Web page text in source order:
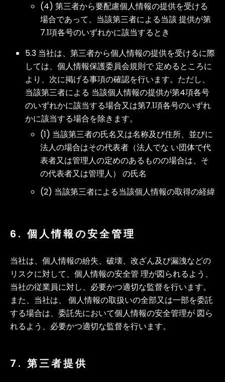
(4) 第三者から要配慮個人情報の提供を受ける
場合であって、当該第三者による当該 提供が第
7.1項各号のいずれかに該当するとき
5.3 当社は、第三者から個人情報の提供を受けるに際
しては、個人情報保護委員会規則で 定めるところに
より、次に掲げる事項の確認を行います。ただし、
当該第三者による 当該個人情報の提供が第4項各号
のいずれかに該当する場合又は第7.1項各号のいずれ
かに該当する場合を除きます。
(1) 当該第三者の氏名又は名称及び住所、並びに
法人の場合はその代表者（法人でな い団体で代
表者又は管理人の定めのあるものの場合は、そ
の代表者又は管理人） の氏名
(2) 当該第三者による当該個人情報の取得の経緯
6. 個人情報の安全管理
当社は、個人情報の紛失、破壊、改ざん及び漏洩などの
リスクに対して、個人情報の安全管 理が図られるよう、
当社の従業員に対し、必要かつ適切な監督を行います。
また、当社は、 個人情報の取扱いの全部又は一部を委託
する場合は、委託先において個人情報の安全管理が 図ら
れるよう、必要かつ適切な監督を行います。
7. 第三者提供